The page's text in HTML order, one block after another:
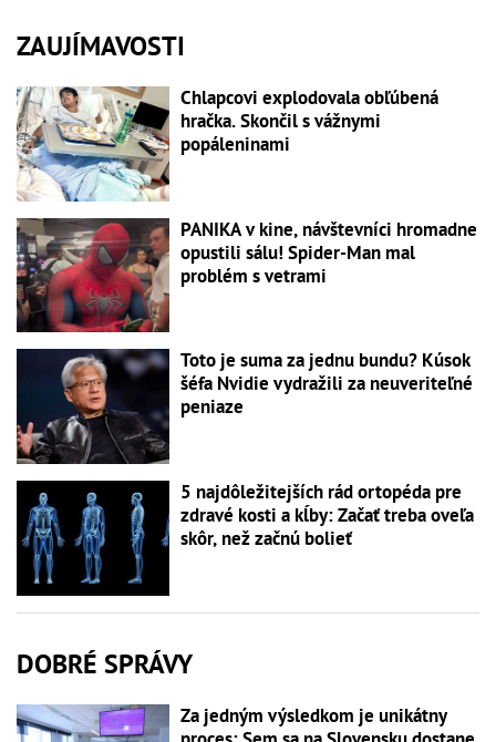
ZAUJÍMAVOSTI
Chlapcovi explodovala obľúbená
hračka. Skončil s vážnymi
popáleninami
PANIKA v kine, návštevníci hromadne
opustili sálu! Spider-Man mal
problém s vetrami
Toto je suma za jednu bundu? Kúsok
šéfa Nvidie vydražili za neuveriteľné
peniaze
5 najdôležitejších rád ortopéda pre
zdravé kosti a kĺby: Začať treba oveľa
skôr, než začnú bolieť
DOBRÉ SPRÁVY
Za jedným výsledkom je unikátny